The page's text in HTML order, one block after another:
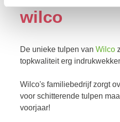
wilco
De unieke tulpen van Wilco
topkwaliteit erg
Wilco's familiebedrijf zorgt
voor schitterende tulpen
voorjaar!